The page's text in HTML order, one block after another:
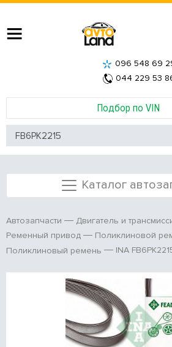
Подбор по VIN
096 548 69
044 229 53
Каталог
Автозапчасти Двигатель и
Ременный привод
Поликлиновой
Поликлиновый ремень
INA